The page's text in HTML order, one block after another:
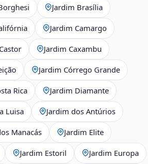
Jardim Brasília
Jardim Camargo
Jardim Caxambu
Jardim Córrego Grande
Rica Jardim Diamante
Luisa Jardim dos Antúrios
Manacás Jardim Elite
Jardim Estoril Jardim Europa